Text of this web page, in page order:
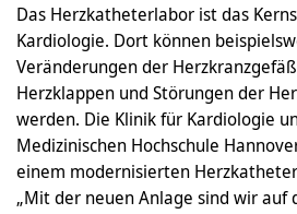
Das Herzkatheterlabor ist das
Kardiologie. Dort können
Veränderungen der
Herzklappen und Störungen der
werden. Die Klinik für Kardiologie
Medizinischen Hochschule
einem modernisierten
„Mit der neuen Anlage sind wir auf